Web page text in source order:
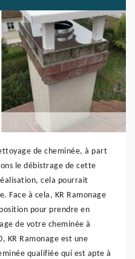
de cheminée, à part
le débistrage de cette
cela pourrait
Face à cela, KR Ramonage
pour prendre en
de votre cheminée à
KR Ramonage est une
qualifiée qui est apte à